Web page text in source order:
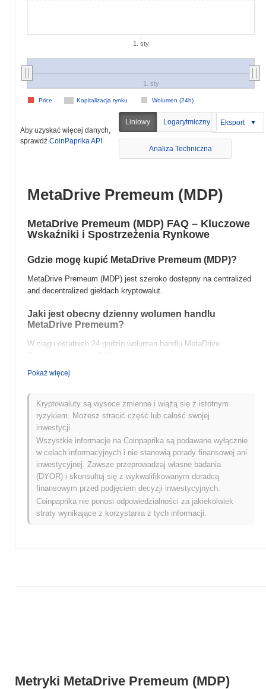
Metryki MetaDrive Premeum (MDP)
1. sty
Kapitalizacja rynku Wolumen (24h)
Price
1. sty
Aby uzyskać więcej danych,
sprawdź CoinPaprika API
Liniowy Logarytmiczny Eksport
Analiza Techniczna
MetaDrive Premeum (MDP)
MetaDrive Premeum (MDP) FAQ – Kluczowe
Wskaźniki i Spostrzeżenia Rynkowe
Gdzie mogę kupić MetaDrive Premeum (MDP)?
MetaDrive Premeum (MDP) jest szeroko dostępny na centralized
and decentralized giełdach kryptowalut.
Jaki jest obecny dzienny wolumen handlu
MetaDrive Premeum?
W ciągu ostatnich 24 godzin wolumen handlu MetaDrive
Jaka jest historia zakresu cen MetaDrive
Najwyższy Poziom Historyczny (ATH):zł 0.286765
Najniższy Poziom Historyczny (ATL):zł 0.00
MetaDrive Premeum jest obecnie notowany~99.87%poniżej
swojego ATH .
Jak MetaDrive Premeum radzi sobie w porównaniu
z szerszym rynkiem kryptowalut?
W ciągu ostatnich 7 dni MetaDrive Premeum zyskał
przewyższając ogólny rynek kryptowalut który odnotował spadek
Pokaż więcej
Kryptowaluty są wysoce zmienne i wiążą się z istotnym
ryzykiem. Możesz stracić część lub całość swojej
inwestycji.
Wszystkie informacje na Coinpaprika są podawane wyłącznie
w celach informacyjnych i nie stanowią porady finansowej ani
inwestycyjnej. Zawsze przeprowadzaj własne badania
(DYOR) i skonsultuj się z wykwalifikowanym doradcą
finansowym przed podjęciem decyzji inwestycyjnych.
Coinpaprika nie ponosi odpowiedzialności za jakiekolwiek
straty wynikające z korzystania z tych informacji.